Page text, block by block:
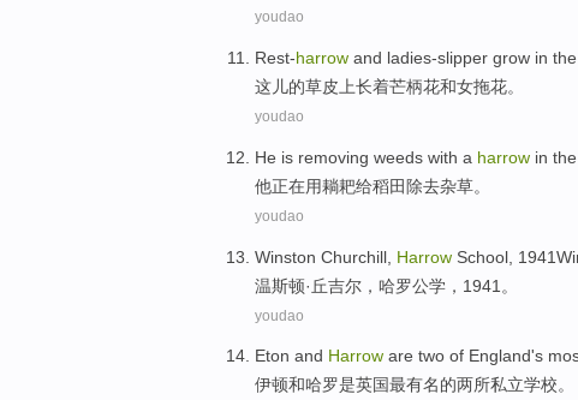
youdao
Rest-harrow and ladies-slipper grow in
这儿的草皮 上长着芒柄花和女拖花。
youdao
He is removing weeds with a harrow in the
他正在用耥耙给稻田 除去杂草。
youdao
Winston Churchill Harrow School,
温斯顿· 丘吉尔 ， 哈罗公学，1941。
youdao
Eton and Harrow are two of England's
伊顿和哈罗是英国最有名的两所私立学校。